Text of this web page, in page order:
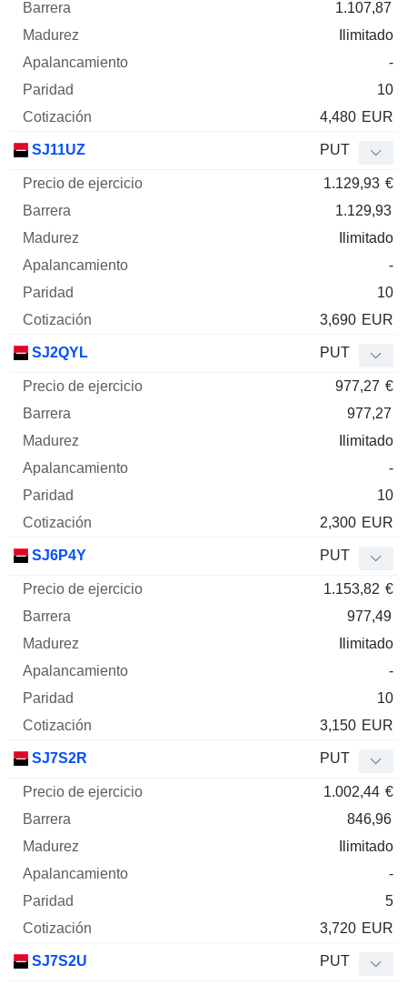
1.107,87
Ilimitado
-
10
4,480 EUR
SJ11UZ PUT
1.129,93 €
1.129,93
Ilimitado
-
10
3,690 EUR
SJ2QYL PUT
977,27 €
977,27
Ilimitado
-
10
2,300 EUR
SJ6P4Y PUT
1.153,82 €
977,49
Ilimitado
-
10
3,150 EUR
SJ7S2R PUT
1.002,44 €
846,96
Ilimitado
-
5
3,720 EUR
SJ7S2U PUT